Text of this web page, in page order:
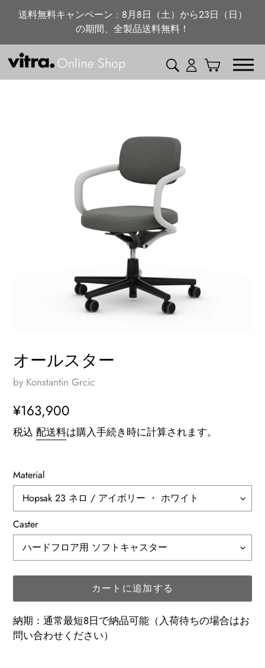
ン
送料無料キャンペーン : 8月8日（土）から23日（日）
の期間、全製品送料無料！
検索 ログインカート
オールスター
by Konstantin Grcic
通
常
格
¥163,900
税込 配送料は購入手続き時に計算されます。
Material
Caster
カートに追加する
納期：通常最短8日で納品可能（入荷待ちの場合はお
問い合わせください）